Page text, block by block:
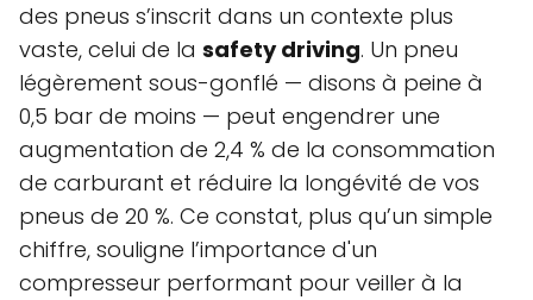
des pneus s’inscrit dans un contexte plus
vaste, celui de la safety driving. Un pneu
légèrement sous-gonflé — disons à peine à
0,5 bar de moins — peut engendrer une
augmentation de 2,4 % de la consommation
de carburant et réduire la longévité de vos
pneus de 20 %. Ce constat, plus qu’un simple
chiffre, souligne l’importance d'un
compresseur performant pour veiller à la